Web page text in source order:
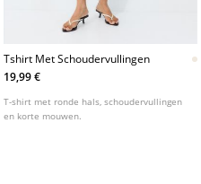
Tshirt Met Schoudervullingen
19,99 €
T-shirt met ronde hals, schoudervullingen
en korte mouwen.